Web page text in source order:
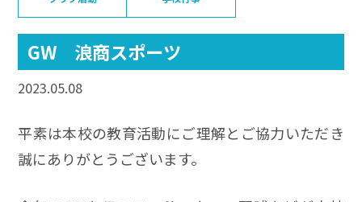
GW 浪商スポーツ
2023.05.08
平素は本校の教育活動にご理解とご協力いただき
誠にありがとうございます。